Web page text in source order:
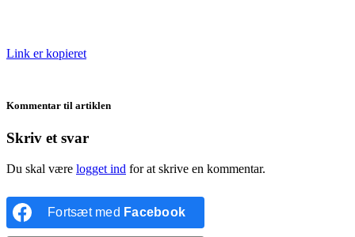
Link er kopieret
Kommentar til artiklen
Skriv et svar
Du skal være logget ind for at skrive en kommentar.
Fortsæt med Facebook